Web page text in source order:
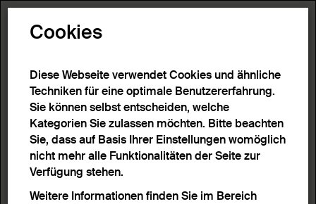
Cookies
Diese Webseite verwendet Cookies und ähnliche
Techniken für eine optimale Benutzererfahrung.
Sie können selbst entscheiden, welche
Kategorien Sie zulassen möchten. Bitte beachten
Sie, dass auf Basis Ihrer Einstellungen womöglich
nicht mehr alle Funktionalitäten der Seite zur
Verfügung stehen.
Weitere Informationen finden Sie im Bereich